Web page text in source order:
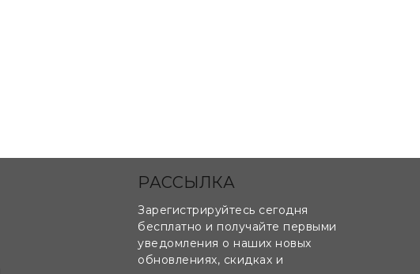
РАССЫЛКА
Зарегистрируйтесь сегодня
бесплатно и получайте первыми
уведомления о наших новых
обновлениях, скидках и